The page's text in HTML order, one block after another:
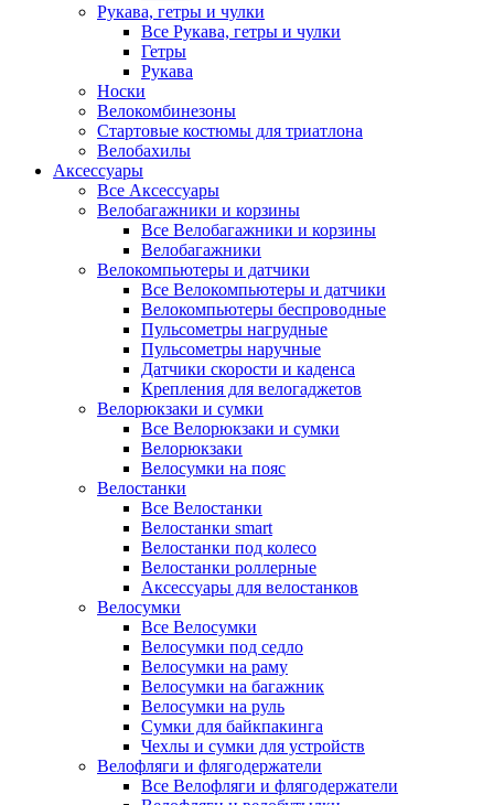
Рукава, гетры и чулки
Все Рукава, гетры и чулки
Гетры
Рукава
Носки
Велокомбинезоны
Стартовые костюмы для триатлона
Велобахилы
Аксессуары
Все Аксессуары
Велобагажники и корзины
Все Велобагажники и корзины
Велобагажники
Велокомпьютеры и датчики
Все Велокомпьютеры и датчики
Велокомпьютеры беспроводные
Пульсометры нагрудные
Пульсометры наручные
Датчики скорости и каденса
Крепления для велогаджетов
Велорюкзаки и сумки
Все Велорюкзаки и сумки
Велорюкзаки
Велосумки на пояс
Велостанки
Все Велостанки
Велостанки smart
Велостанки под колесо
Велостанки роллерные
Аксессуары для велостанков
Велосумки
Все Велосумки
Велосумки под седло
Велосумки на раму
Велосумки на багажник
Велосумки на руль
Сумки для байкпакинга
Чехлы и сумки для устройств
Велофляги и флягодержатели
Все Велофляги и флягодержатели